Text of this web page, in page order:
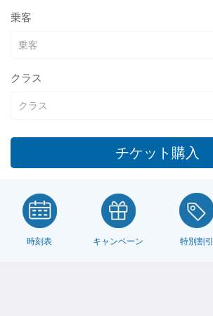
乗客
クラス
チケット購入
時刻表 キャンペーン 特別割引